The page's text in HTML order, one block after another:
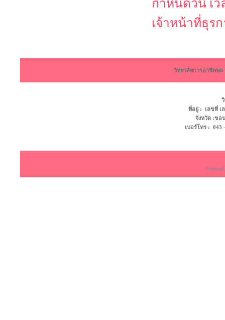
กำหนดวัน เ
เจ้าหน้าที่ธุร
วิทยาลัยการอาชีพพ
ที่อยู่ : เลขที่ เ
จังหวัด :ข
เบอร์โทร :